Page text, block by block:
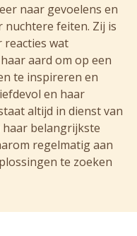
naar gevoelens en
feiten. Zij is
reacties wat
aard om op een
te inspireren en
en haar
altijd in dienst van
haar belangrijkste
regelmatig aan
te zoeken